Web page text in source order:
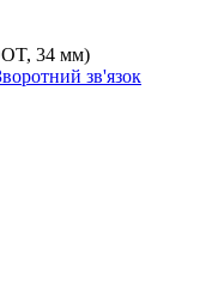
34 мм)
зв'язок